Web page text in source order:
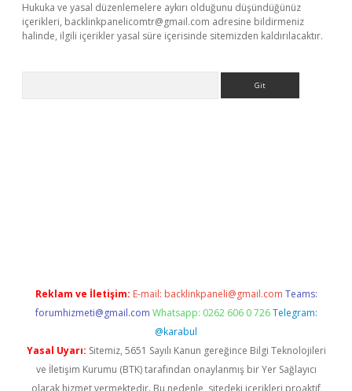
Hukuka ve yasal düzenlemelere aykırı olduğunu düşündüğünüz
içerikleri, backlinkpanelicomtr@gmail.com adresine bildirmeniz
halinde, ilgili içerikler yasal süre içerisinde sitemizden kaldırılacaktır.
Reklam ve İletişim: E-mail: backlinkpaneli@gmail.com Teams:
forumhizmeti@gmail.com Whatsapp: 0262 606 0 726 Telegram:
@karabul
Yasal Uyarı: Sitemiz, 5651 Sayılı Kanun gereğince Bilgi Teknolojileri
ve İletişim Kurumu (BTK) tarafından onaylanmış bir Yer Sağlayıcı
olarak hizmet vermektedir. Bu nedenle, sitedeki içerikleri proaktif